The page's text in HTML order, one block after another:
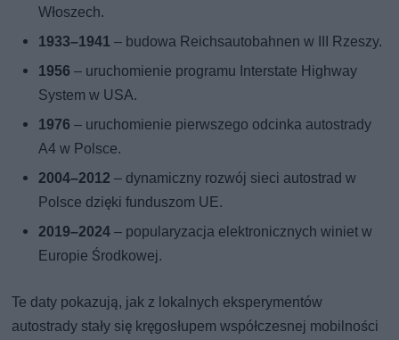
Włoszech.
1933–1941 – budowa Reichsautobahnen w III Rzeszy.
1956 – uruchomienie programu Interstate Highway
System w USA.
1976 – uruchomienie pierwszego odcinka autostrady
A4 w Polsce.
2004–2012 – dynamiczny rozwój sieci autostrad w
Polsce dzięki funduszom UE.
2019–2024 – popularyzacja elektronicznych winiet w
Europie Środkowej.
Te daty pokazują, jak z lokalnych eksperymentów
autostrady stały się kręgosłupem współczesnej mobilności